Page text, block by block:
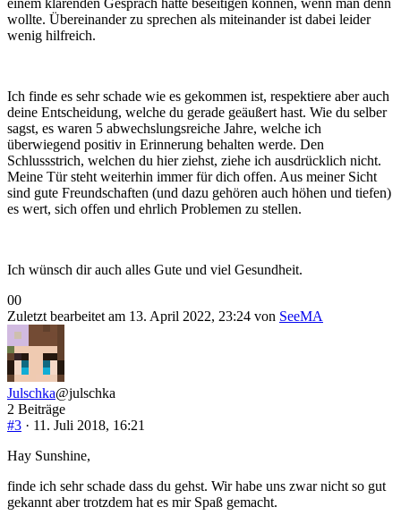
einem klärenden Gespräch hätte beseitigen können, wenn man denn
wollte. Übereinander zu sprechen als miteinander ist dabei leider
wenig hilfreich.
Ich finde es sehr schade wie es gekommen ist, respektiere aber auch
deine Entscheidung, welche du gerade geäußert hast. Wie du selber
sagst, es waren 5 abwechslungsreiche Jahre, welche ich
überwiegend positiv in Erinnerung behalten werde. Den
Schlussstrich, welchen du hier ziehst, ziehe ich ausdrücklich nicht.
Meine Tür steht weiterhin immer für dich offen. Aus meiner Sicht
sind gute Freundschaften (und dazu gehören auch höhen und tiefen)
es wert, sich offen und ehrlich Problemen zu stellen.
Ich wünsch dir auch alles Gute und viel Gesundheit.
Anklicken
für
Daumen
nach
unten.
0Anklicken
für
Daumen
nach
oben.
0
Zuletzt bearbeitet am 13. April 2022, 23:24 von SeeMA
Julschka@julschka
2 Beiträge
#3 · 11. Juli 2018, 16:21
Hay Sunshine,
finde ich sehr schade dass du gehst. Wir habe uns zwar nicht so gut
gekannt aber trotzdem hat es mir Spaß gemacht.